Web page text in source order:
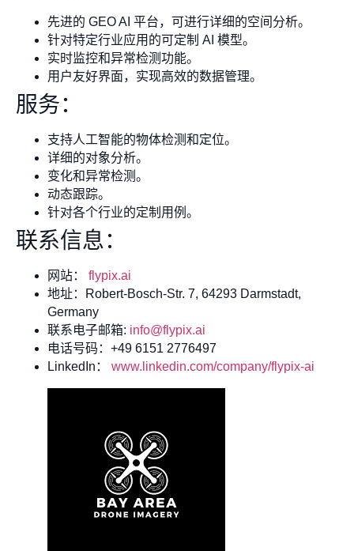
先进的 GEO AI 平台，可进行详细的空间分析。
针对特定行业应用的可定制 AI 模型。
实时监控和异常检测功能。
用户友好界面，实现高效的数据管理。
服务：
支持人工智能的物体检测和定位。
详细的对象分析。
变化和异常检测。
动态跟踪。
针对各个行业的定制用例。
联系信息：
网站： flypix.ai
地址：Robert-Bosch-Str. 7, 64293 Darmstadt,
Germany
联系电子邮箱: info@flypix.ai
电话号码：+49 6151 2776497
LinkedIn： www.linkedin.com/company/flypix-ai